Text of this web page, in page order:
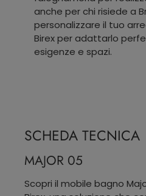
anche per chi risiede a
personalizzare il tuo
Birex per adattarlo
esigenze e spazi.
SCHEDA TECNICA
MAJOR 05
Scopri il mobile bagno